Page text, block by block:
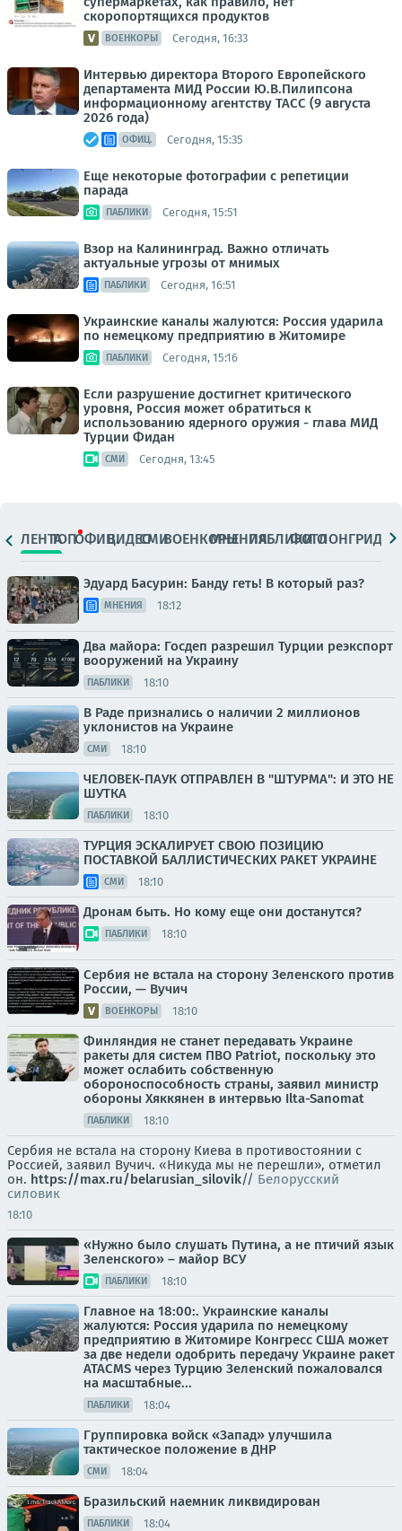
скоропортящихся продуктов
ВОЕНКОРЫ Сегодня, 16:33
Интервью директора Второго Европейского
департамента МИД России Ю.В.Пилипсона
информационному агентству ТАСС (9 августа
2026 года)
ОФИЦ. Сегодня, 15:35
Еще некоторые фотографии с репетиции
парада
ПАБЛИКИ Сегодня, 15:51
Взор на Калининград. Важно отличать
актуальные угрозы от мнимых
ПАБЛИКИ Сегодня, 16:51
Украинские каналы жалуются: Россия ударила
по немецкому предприятию в Житомире
ПАБЛИКИ Сегодня, 15:16
Если разрушение достигнет критического
уровня, Россия может обратиться к
использованию ядерного оружия - глава МИД
Турции Фидан
СМИ Сегодня, 13:45
ЛЕНТАТОПОФИЦ.ВИДЕОСМИВОЕНКОРЫМНЕНИЯПАБЛИКИ
ФОТОЛОНГРИДЫ
Эдуард Басурин: Банду геть! В который раз?
МНЕНИЯ 18:12
Два майора: Госдеп разрешил Турции реэкспорт
вооружений на Украину
ПАБЛИКИ 18:10
В Раде признались о наличии 2 миллионов
уклонистов на Украине
СМИ 18:10
ЧЕЛОВЕК-ПАУК ОТПРАВЛЕН В "ШТУРМА": И ЭТО НЕ
ШУТКА
ПАБЛИКИ 18:10
ТУРЦИЯ ЭСКАЛИРУЕТ СВОЮ ПОЗИЦИЮ
ПОСТАВКОЙ БАЛЛИСТИЧЕСКИХ РАКЕТ УКРАИНЕ
СМИ 18:10
Дронам быть. Но кому еще они достанутся?
ПАБЛИКИ 18:10
Cербия не встала на сторону Зеленского против
России, — Вучич
ВОЕНКОРЫ 18:10
Финляндия не станет передавать Украине
ракеты для систем ПВО Patriot, поскольку это
может ослабить собственную
обороноспособность страны, заявил министр
обороны Хяккянен в интервью Ilta-Sanomat
ПАБЛИКИ 18:10
Сербия не встала на сторону Киева в противостоянии с
Россией, заявил Вучич. «Никуда мы не перешли», отметил
он. https://max.ru/belarusian_silovik// Белорусский
силовик
18:10
«Нужно было слушать Путина, а не птичий язык
Зеленского» – майор ВСУ
ПАБЛИКИ 18:10
Главное на 18:00:. Украинские каналы
жалуются: Россия ударила по немецкому
предприятию в Житомире Конгресс США может
за две недели одобрить передачу Украине ракет
ATACMS через Турцию Зеленский пожаловался
на масштабные...
ПАБЛИКИ 18:04
Группировка войск «Запад» улучшила
тактическое положение в ДНР
СМИ 18:04
Бразильский наемник ликвидирован
ПАБЛИКИ 18:04